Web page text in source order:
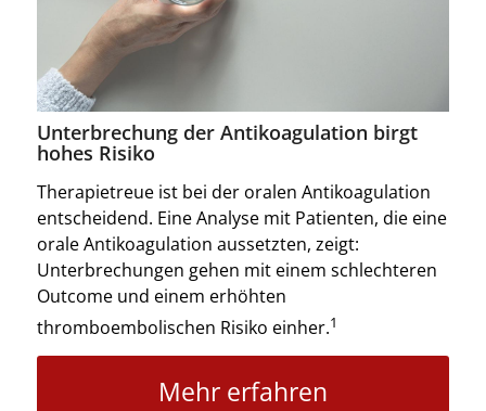
Unterbrechung der Antikoagulation birgt
hohes Risiko
Therapietreue ist bei der oralen Antikoagulation
entscheidend. Eine Analyse mit Patienten, die eine
orale Antikoagulation aussetzten, zeigt:
Unterbrechungen gehen mit einem schlechteren
Outcome und einem erhöhten
thromboembolischen Risiko einher.1
Mehr erfahren